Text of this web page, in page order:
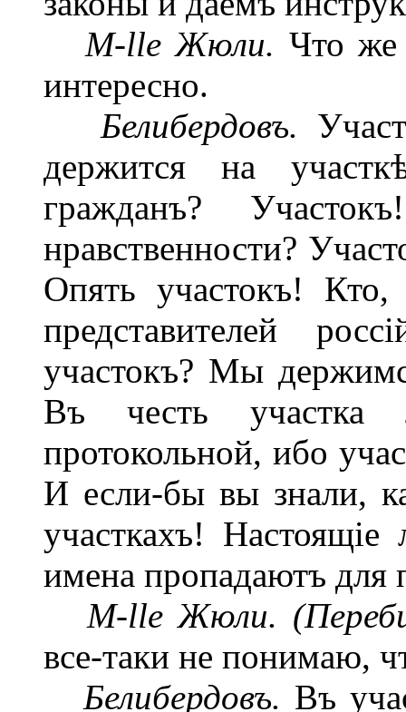
M-lle Жюли. Что же
интересно.
Белибердовъ.
держится на
гражданъ?
нравственности?
Опять участокъ! Кто,
представителей
участокъ? Мы
Въ честь участка
протокольной, ибо
И если-бы вы знали,
участкахъ!
имена пропадаютъ для
M-lle Жюли.
все-таки не понимаю,
Белибердовъ. Въ